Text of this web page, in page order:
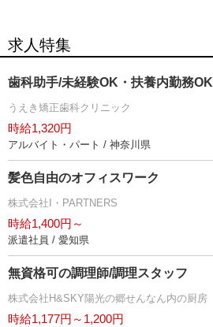
求人特集
歯科助手/未経験OK・扶養内勤務OK
うえき矯正歯科クリニック
時給1,320円
アルバイト・パート / 神奈川県
髪色自由のオフィスワーク
株式会社I・PARTNERS
時給1,400円～
派遣社員 / 愛知県
無資格可の調理師/調理スタッフ
株式会社H&SKY陽光の郷せんなん内の厨房
時給1,177円～1,200円